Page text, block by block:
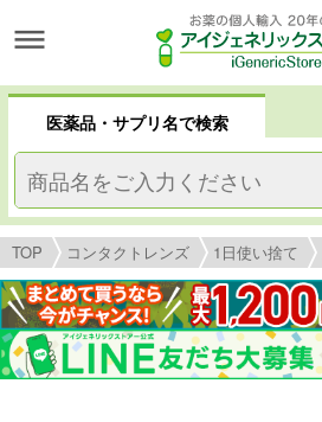
医薬品・サプリ名で検索
TOP コンタクトレンズ 1日使い捨て